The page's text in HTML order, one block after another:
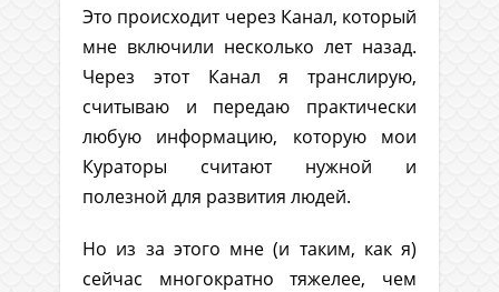
Это происходит через Канал, который
мне включили несколько лет назад.
Через этот Канал я транслирую,
считываю и передаю практически
любую информацию, которую мои
Кураторы считают нужной и
полезной для развития людей.
Но из за этого мне (и таким, как я)
сейчас многократно тяжелее, чем